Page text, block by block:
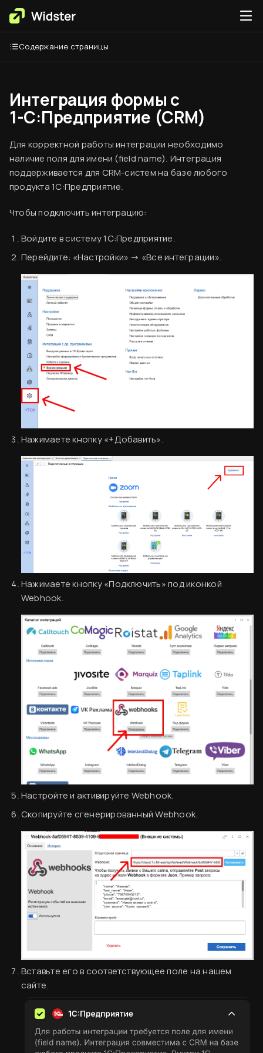
База знаний
Создание аккаунта
Интеграция формы с
1-С:Предприятие (CRM)
Для корректной работы интеграции необходимо
наличие поля для имени (field name). Интеграция
поддерживается для CRM-систем на базе любого
продукта 1С:Предприятие.
Чтобы подключить интеграцию:
Войдите в систему 1С:Предприятие.
Перейдите: «Настройки» → «Все интеграции».
Нажимаете кнопку «+Добавить».
Нажимаете кнопку «Подключить» под иконкой
Webhook.
Настройте и активируйте Webhook.
Скопируйте сгенерированный Webhook.
Вставьте его в соответствующее поле на нашем
сайте.
Содержание страницы
Согласен